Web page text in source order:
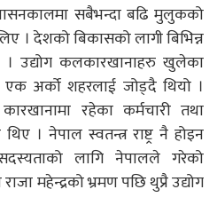
सबैभन्दा बढि मुलुकको
। देशको बिकासको लागी बिभिन्न
उद्योग कलकारखानाहरु खुलेका
अर्को शहरलाई जोड्दै थियो ।
रहेका कर्मचारी तथा
। नेपाल स्वतन्त्र राष्ट्र नै होइन
लागि नेपालले गरेको
महेन्द्रको भ्रमण पछि थुप्रै उद्योग